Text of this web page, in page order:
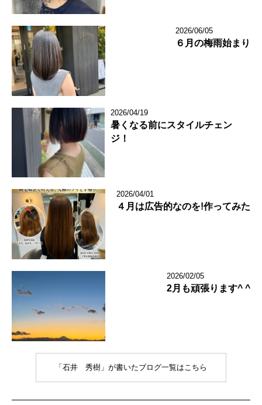
2026/06/05
６月の梅雨始まり
2026/04/19
暑くなる前にスタイルチェン
ジ！
2026/04/01
４月は広告的なのを!作ってみた
2026/02/05
2月も頑張ります^ ^
「石井 秀樹」が書いたブログ一覧はこちら